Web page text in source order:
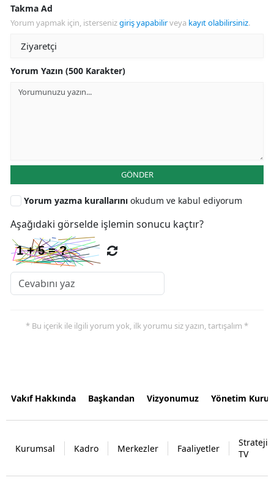
Takma Ad
Yorum yapmak için, istersenizgiriş yapabilirveya kayıt olabilirsiniz.
Yorum Yazın (500 Karakter)
GÖNDER
Yorum yazma kurallarını okudum ve kabul ediyorum
Aşağıdaki görselde işlemin sonucu kaçtır?
* Bu içerik ile ilgili yorum yok, ilk yorumu siz yazın, tartışalım *
Vakıf Hakkında Başkandan Vizyonumuz Yönetim
Kurumsal Kadro Merkezler Faaliyetler
Strateji
TV